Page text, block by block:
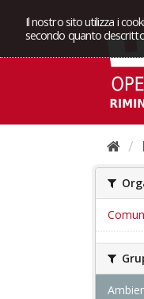
Il nostro sito utilizza i
secondo quanto